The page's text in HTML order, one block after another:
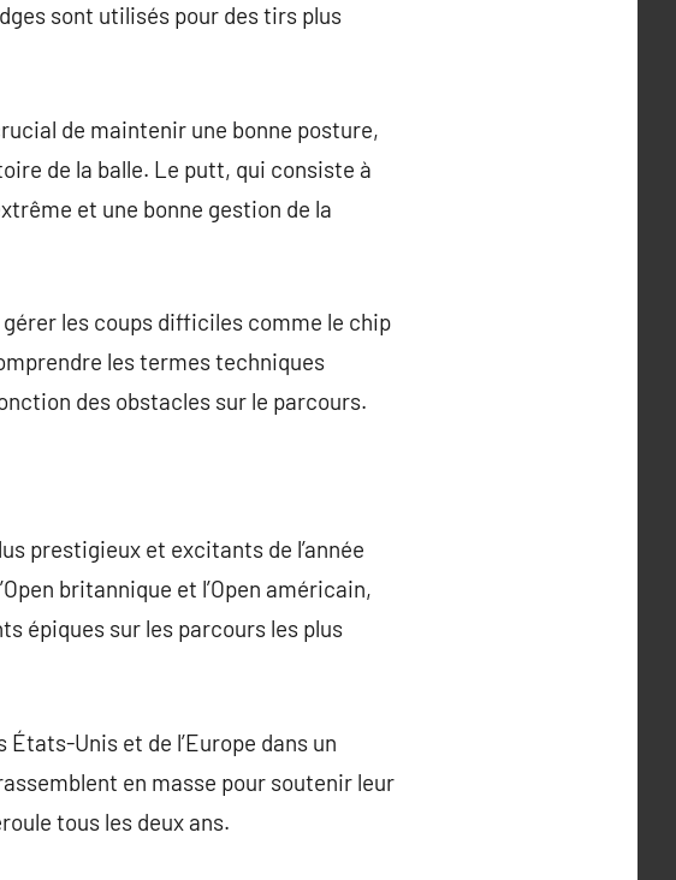
sont utilisés pour des tirs plus
de maintenir une bonne posture,
de la balle. Le putt, qui consiste à
et une bonne gestion de la
les coups difficiles comme le chip
les termes techniques
des obstacles sur le parcours.
prestigieux et excitants de l’année
britannique et l’Open américain,
épiques sur les parcours les plus
Unis et de l’Europe dans un
en masse pour soutenir leur
tous les deux ans.